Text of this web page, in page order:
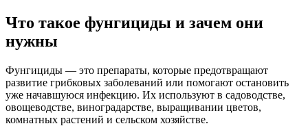
Что такое фунгициды и зачем они
нужны
Фунгициды — это препараты, которые предотвращают
развитие грибковых заболеваний или помогают остановить
уже начавшуюся инфекцию. Их используют в садоводстве,
овощеводстве, виноградарстве, выращивании цветов,
комнатных растений и сельском хозяйстве.